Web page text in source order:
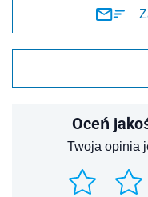
Oceń
Twoja opinia